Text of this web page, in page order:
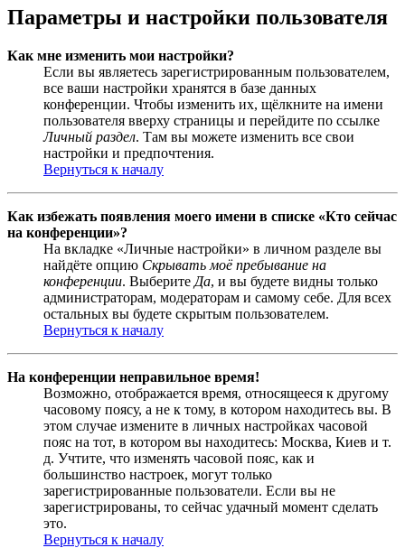
Параметры и настройки пользователя
Как мне изменить мои настройки?
Если вы являетесь зарегистрированным пользователем,
все ваши настройки хранятся в базе данных
конференции. Чтобы изменить их, щёлкните на имени
пользователя вверху страницы и перейдите по ссылке
Личный раздел. Там вы можете изменить все свои
настройки и предпочтения.
Вернуться к началу
Как избежать появления моего имени в списке «Кто сейчас
на конференции»?
На вкладке «Личные настройки» в личном разделе вы
найдёте опцию Скрывать моё пребывание на
конференции. Выберите Да, и вы будете видны только
администраторам, модераторам и самому себе. Для всех
остальных вы будете скрытым пользователем.
Вернуться к началу
На конференции неправильное время!
Возможно, отображается время, относящееся к другому
часовому поясу, а не к тому, в котором находитесь вы. В
этом случае измените в личных настройках часовой
пояс на тот, в котором вы находитесь: Москва, Киев и т.
д. Учтите, что изменять часовой пояс, как и
большинство настроек, могут только
зарегистрированные пользователи. Если вы не
зарегистрированы, то сейчас удачный момент сделать
это.
Вернуться к началу